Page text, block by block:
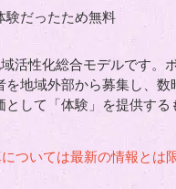
験だったため無料
活性化総合モデルです。
を地域外部から募集し、数
して「体験」を提供する
ついては最新の情報とは